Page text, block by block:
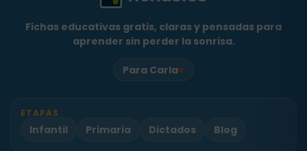
Fichas educativas gratis, claras y pensadas para
aprender sin perder la sonrisa.
Para Carla♥
ETAPAS
Infantil Primaria Dictados Blog